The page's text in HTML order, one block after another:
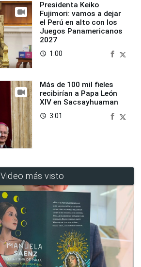
Presidenta Keiko
Fujimori: vamos a dejar
el Perú en alto con los
Juegos Panamericanos
2027
access_time 1:00
Más de 100 mil fieles
recibirían a Papa León
XIV en Sacsayhuaman
access_time 3:01
Video más visto